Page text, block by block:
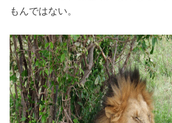
もんではない。